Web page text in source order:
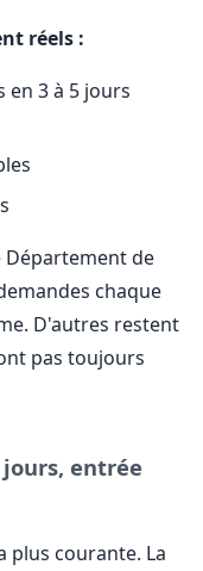
réels :
en 3 à 5 jours
Département de
chaque
D'autres restent
pas toujours
entrée
plus courante. La